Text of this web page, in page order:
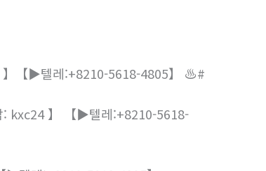
【▶텔레:+8210-5618-4805】 ♨️#
kxc24 】 【▶텔레:+8210-5618-